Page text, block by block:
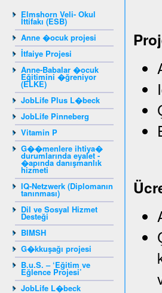
Elmshorn Veli- Okul
İttifakı (ESB)
Anne �ocuk projesi
İtfaiye Projesi
Anne-Babalar �ocuk
Eğitimini �ğreniyor
(ELKE)
JobLife Plus L�beck
JobLife Pinneberg
Vitamin P
G��menlere ihtiya�
durumlarında eyalet -
�apında danışmanlık
hizmeti
IQ-Netzwerk (Diplomanın
tanınması)
Dil ve Sosyal Hizmet
Desteği
BIMSH
G�kkuşağı projesi
B.u.S. – ‘Eğitim ve
Eğlence Projesi’
JobLife L�beck
Ü